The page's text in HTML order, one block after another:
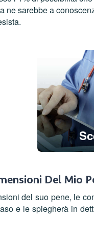
ne sarebbe a
Del Mio
del suo pene, le
e le spiegherà in